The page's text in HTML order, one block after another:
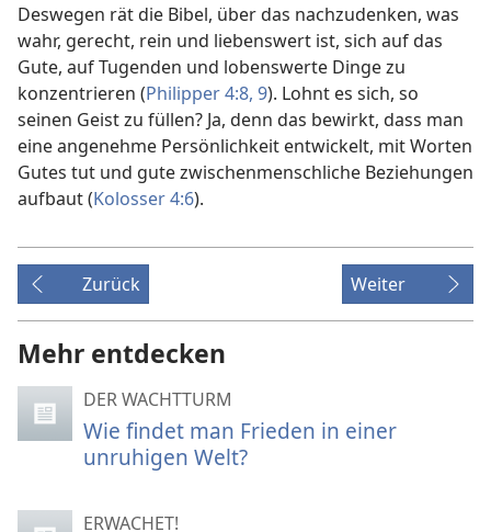
Deswegen rät die Bibel, über das nachzudenken, was
wahr, gerecht, rein und liebenswert ist, sich auf das
Gute, auf Tugenden und lobenswerte Dinge zu
konzentrieren (Philipper 4:8, 9). Lohnt es sich, so
seinen Geist zu füllen? Ja, denn das bewirkt, dass man
eine angenehme Persönlichkeit entwickelt, mit Worten
Gutes tut und gute zwischenmenschliche Beziehungen
aufbaut (Kolosser 4:6).
Zurück Weiter
Mehr entdecken
DER WACHTTURM
Wie findet man Frieden in einer
unruhigen Welt?
ERWACHET!